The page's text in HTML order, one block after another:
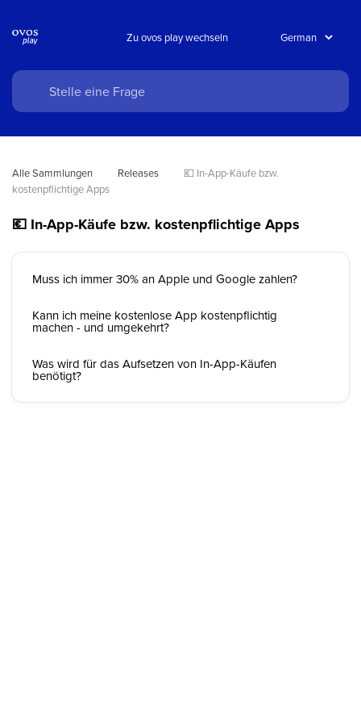
Zu ovos play wechseln
Alle Sammlungen Releases
💶 In-App-Käufe bzw.
kostenpflichtige Apps
💶 In-App-Käufe bzw. kostenpflichtige Apps
Muss ich immer 30% an Apple und Google zahlen?
Kann ich meine kostenlose App kostenpflichtig
machen - und umgekehrt?
Was wird für das Aufsetzen von In-App-Käufen
benötigt?